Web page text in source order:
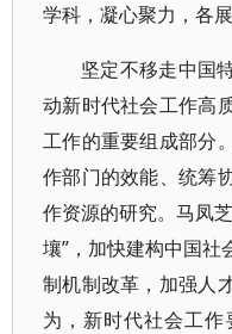
学科，凝心聚力，各
坚定不移走中国
动新时代社会工作高
工作的重要组成部分
作部门的效能、统筹
作资源的研究。马凤
壤”，加快建构中国社
制机制改革，加强人
为，新时代社会工